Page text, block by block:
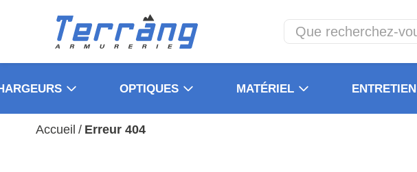
OPTIQUES MATÉRIEL ENTRETIEN
Accueil / Erreur 404